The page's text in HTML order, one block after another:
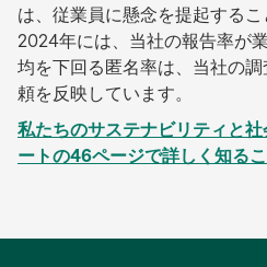
は、従業員に懸念を提起するこ
2024年には、当社の報告率が
均を下回る匿名率は、当社の
頼を反映しています。
私たちのサステナビリティと
ートの46ページで詳しく知る